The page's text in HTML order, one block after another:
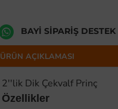
BAYI SIPARIŞ DESTEK
ÜRÜN AÇIKLAMASI
2''lik Dik Çekvalf Prinç
Özellikler